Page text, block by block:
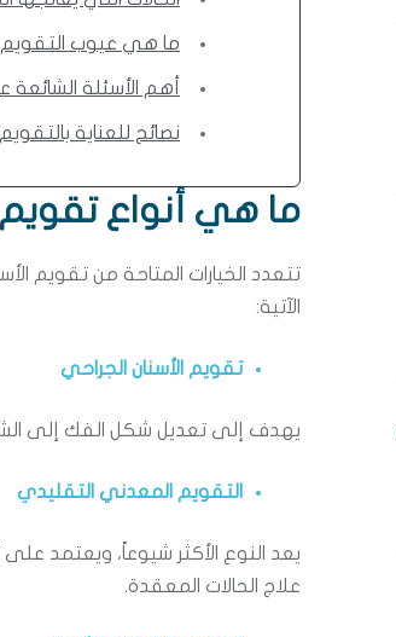
ما هي عيوب
أهم الأسئلة
نصائح للعناية
ما هي أنواع تقويم
تتعدد الخيارات المتاحة من تقويم
الآتية:
تقويم الأسنان الجراحي
يهدف إلى تعديل شكل الفك إلى
التقويم المعدني التقليدي
يعد النوع الأكثر شيوعاً، ويعتمد
علاج الحالات المعقدة.